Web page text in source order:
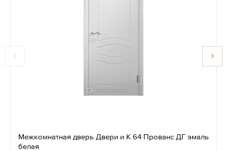
Межкомнатная дверь Двери и К 64 Прованс ДГ эмаль
белая